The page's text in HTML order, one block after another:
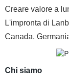
Creare valore a
L'impronta di
Canada,
Chi siamo